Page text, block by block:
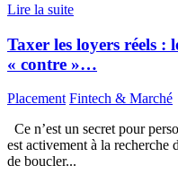
Lire la suite
Taxer les loyers réels :
« contre »…
Placement Fintech & Marché
Ce n’est un secret pour
est activement à la recherche
de boucler...